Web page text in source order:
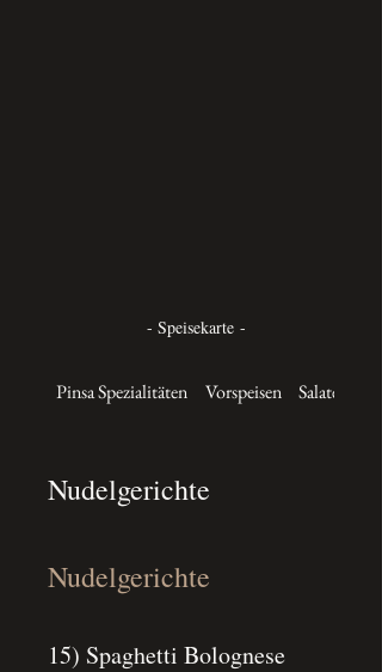
- Speisekarte -
Pinsa Spezialitäten Vorspeisen Salate
Nudelgerichte
Nudelgerichte
15) Spaghetti Bolognese